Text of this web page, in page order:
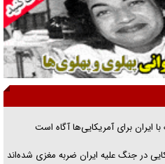
تا دیکنز
خواهرم فرمانده جهادی و
بیان بگنجد!
گزارش «جوان» از قوانین سخت‌گیرانه ۶ قاره در برابر یورش به پاسگاه‌های
ایران برای آمریکایی‌ها آگاه است
در جنگ علیه ایران ضربه مغزی شده‌اند